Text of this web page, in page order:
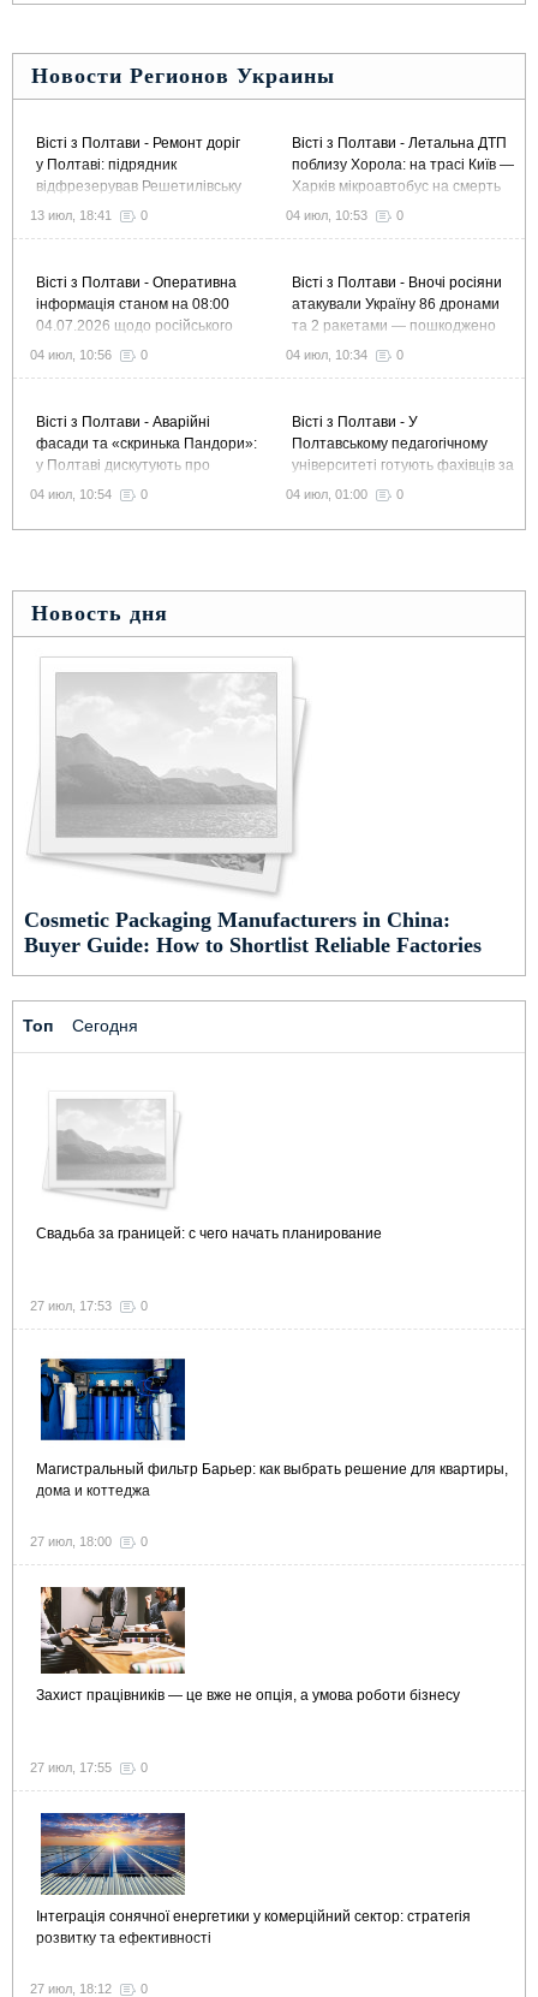
Новости Регионов Украины
Вісті з Полтави - Ремонт доріг
у Полтаві: підрядник
відфрезерував Решетилівську
й Великотирнівську та завершує
13 июл, 18:41 0
Вісті з Полтави - Оперативна
інформація станом на 08:00
04.07.2026 щодо російського
вторгнення
04 июл, 10:56 0
Вісті з Полтави - Аварійні
фасади та «скринька Пандори»:
у Полтаві дискутують про
виділення 1,5 млн грн
04 июл, 10:54 0
Вісті з Полтави - Летальна ДТП
поблизу Хорола: на трасі Київ —
Харків мікроавтобус на смерть
збив пішохода
04 июл, 10:53 0
Вісті з Полтави - Вночі росіяни
атакували Україну 86 дронами
та 2 ракетами — пошкоджено
підприємство в Полтавському
04 июл, 10:34 0
Вісті з Полтави - У
Полтавському педагогічному
університеті готують фахівців за
сучасною освітньою моделлю
04 июл, 01:00 0
Новость дня
Cosmetic Packaging Manufacturers in China:
Buyer Guide: How to Shortlist Reliable Factories
Топ Сегодня
Свадьба за границей: с чего начать планирование
27 июл, 17:53 0
Магистральный фильтр Барьер: как выбрать решение для квартиры,
дома и коттеджа
27 июл, 18:00 0
Захист працівників — це вже не опція, а умова роботи бізнесу
27 июл, 17:55 0
Інтеграція сонячної енергетики у комерційний сектор: стратегія
розвитку та ефективності
27 июл, 18:12 0